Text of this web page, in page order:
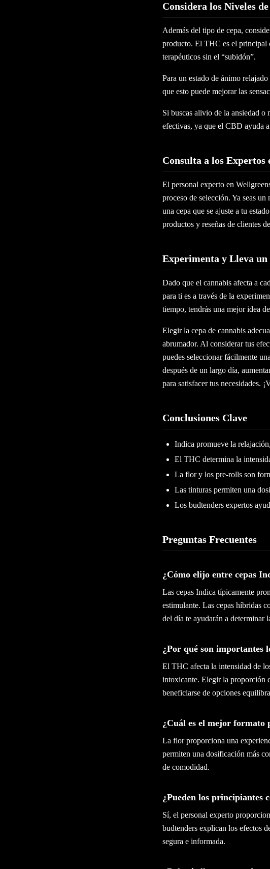
Considera los Niveles
Además del tipo de cepa,
producto. El THC es el principal
terapéuticos sin el “subidón”.
Para un estado de ánimo
que esto puede mejorar las
Si buscas alivio de la ansiedad
efectivas, ya que el CBD ayuda
Consulta a los Expertos
El personal experto en
proceso de selección. Ya seas
una cepa que se ajuste a tu
productos y reseñas de clientes
Experimenta y Lleva un
Dado que el cannabis afecta a
para ti es a través de la
tiempo, tendrás una mejor idea
Elegir la cepa de cannabis
abrumador. Al considerar tus
puedes seleccionar fácilmente
después de un largo día,
para satisfacer tus necesidades.
Conclusiones Clave
Indica promueve la
El THC determina la
La flor y los pre-rolls son
Las tinturas permiten una
Los budtenders expertos
Preguntas Frecuentes
¿Cómo elijo entre cepas
Las cepas Indica típicamente
estimulante. Las cepas híbridas
del día te ayudarán a determinar
¿Por qué son importantes
El THC afecta la intensidad de
intoxicante. Elegir la proporción
beneficiarse de opciones
¿Cuál es el mejor formato
La flor proporciona una
permiten una dosificación más
de comodidad.
¿Pueden los principiantes
Sí, el personal experto
budtenders explican los efectos
segura e informada.